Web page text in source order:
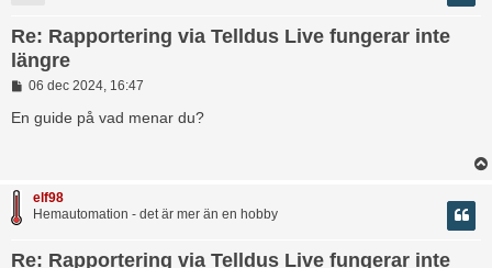
Re: Rapportering via Telldus Live fungerar inte
längre
l
06 dec 2024, 16:47
En guide på vad menar du?
elf98
Hemautomation - det är mer än en hobby
Re: Rapportering via Telldus Live fungerar inte